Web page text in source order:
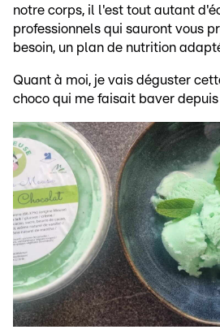
notre corps, il l'est tout autant
professionnels qui sauront vous
besoin, un plan de nutrition
Quant à moi, je vais déguster
choco qui me faisait baver depuis